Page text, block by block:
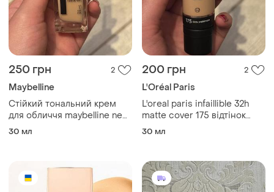
250 грн 2
Maybelline
Стійкий тональний крем
для обличчя maybelline new
york super stay active wear
30 мл
200 грн 2
L'Oréal Paris
L'oreal paris infaillible 32h
matte cover 175 відтінок
стійкий тональний крем з
30 мл